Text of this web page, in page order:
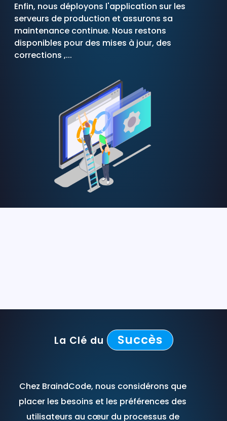
Enfin, nous déployons l'application sur les
serveurs de production et assurons sa
maintenance continue. Nous restons
disponibles pour des mises à jour, des
corrections ,...
La Clé du Succès
Chez BraindCode, nous considérons que
placer les besoins et les préférences des
utilisateurs au cœur du processus de